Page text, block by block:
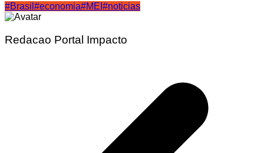
#Brasil #economia#MEI #noticias
Redacao Portal Impacto